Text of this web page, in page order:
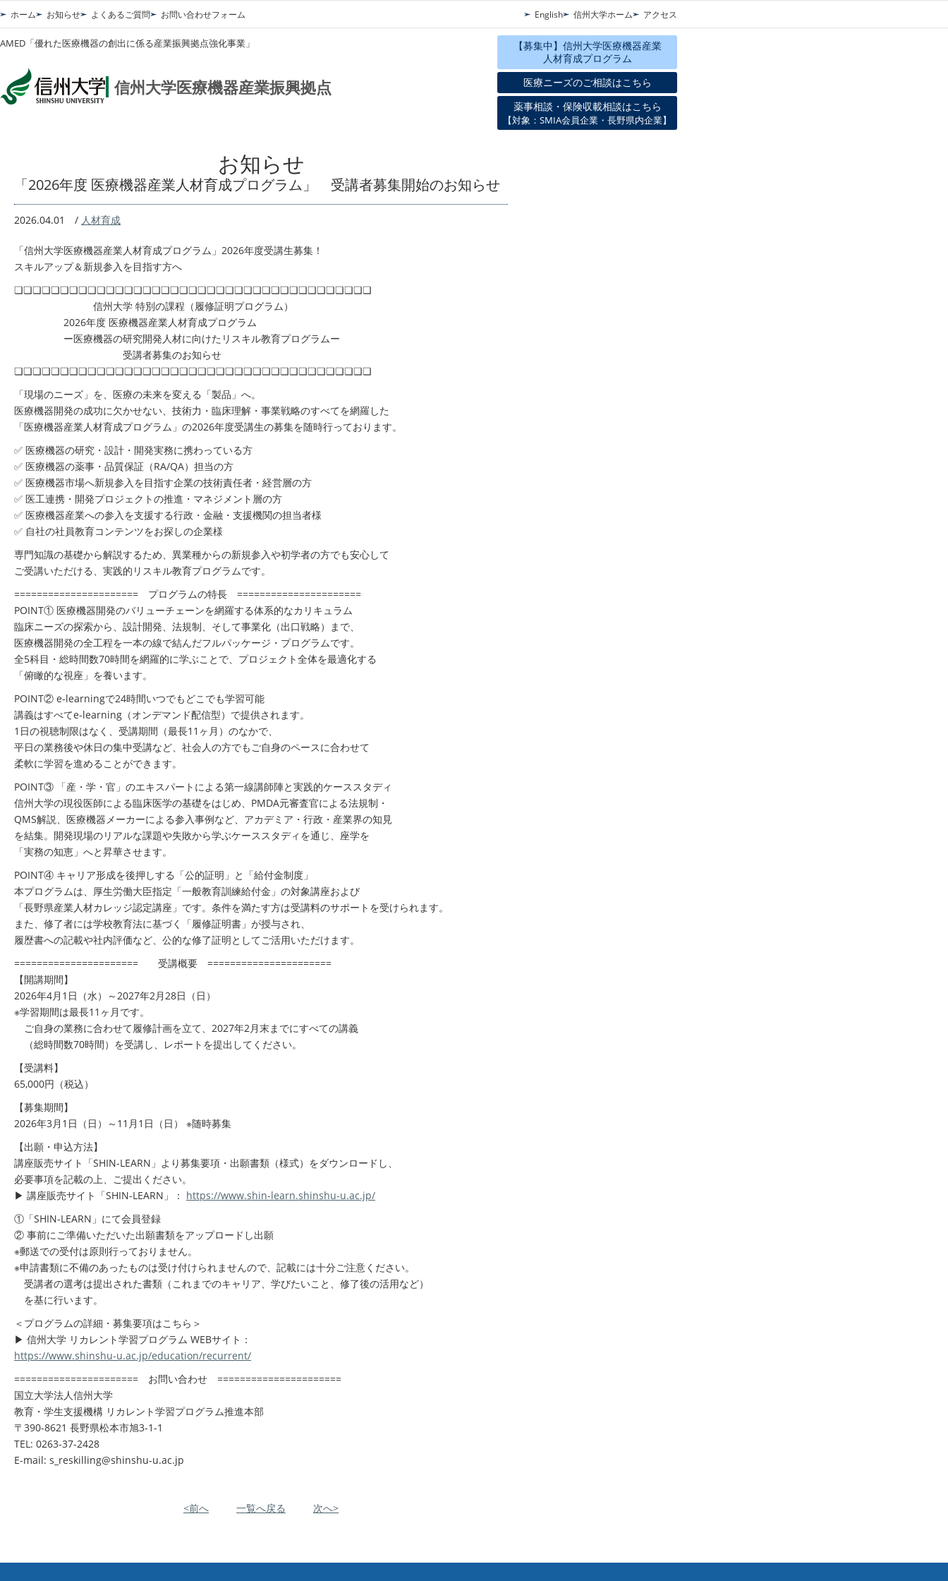
ホーム お知らせ よくあるご質問 お問い合わせフォーム English 信州大学ホーム アクセス
AMED「優れた医療機器の創出に係る産業振興拠点強化事業」
信州大学医療機器産業振興拠点
【募集中】信州大学医療機器産業
人材育成プログラム
医療ニーズのご相談はこちら
薬事相談・保険収載相談はこちら
【対象：SMIA会員企業・長野県内企業】
お知らせ
「2026年度 医療機器産業人材育成プログラム」 受講者募集開始のお知らせ
2026.04.01 / 人材育成
「信州大学医療機器産業人材育成プログラム」2026年度受講生募集！
スキルアップ＆新規参入を目指す方へ
❏❏❏❏❏❏❏❏❏❏❏❏❏❏❏❏❏❏❏❏❏❏❏❏❏❏❏❏❏❏❏❏❏❏❏❏❏❏❏
信州大学 特別の課程（履修証明プログラム）
2026年度 医療機器産業人材育成プログラム
ー医療機器の研究開発人材に向けたリスキル教育プログラムー
受講者募集のお知らせ
❏❏❏❏❏❏❏❏❏❏❏❏❏❏❏❏❏❏❏❏❏❏❏❏❏❏❏❏❏❏❏❏❏❏❏❏❏❏❏
「現場のニーズ」を、医療の未来を変える「製品」へ。
医療機器開発の成功に欠かせない、技術力・臨床理解・事業戦略のすべてを網羅した
「医療機器産業人材育成プログラム」の2026年度受講生の募集を随時行っております。
✅ 医療機器の研究・設計・開発実務に携わっている方
✅ 医療機器の薬事・品質保証（RA/QA）担当の方
✅ 医療機器市場へ新規参入を目指す企業の技術責任者・経営層の方
✅ 医工連携・開発プロジェクトの推進・マネジメント層の方
✅ 医療機器産業への参入を支援する行政・金融・支援機関の担当者様
✅ 自社の社員教育コンテンツをお探しの企業様
専門知識の基礎から解説するため、異業種からの新規参入や初学者の方でも安心して
ご受講いただける、実践的リスキル教育プログラムです。
====================== プログラムの特長 ======================
POINT① 医療機器開発のバリューチェーンを網羅する体系的なカリキュラム
臨床ニーズの探索から、設計開発、法規制、そして事業化（出口戦略）まで、
医療機器開発の全工程を一本の線で結んだフルパッケージ・プログラムです。
全5科目・総時間数70時間を網羅的に学ぶことで、プロジェクト全体を最適化する
「俯瞰的な視座」を養います。
POINT② e-learningで24時間いつでもどこでも学習可能
講義はすべてe-learning（オンデマンド配信型）で提供されます。
1日の視聴制限はなく、受講期間（最長11ヶ月）のなかで、
平日の業務後や休日の集中受講など、社会人の方でもご自身のペースに合わせて
柔軟に学習を進めることができます。
POINT③ 「産・学・官」のエキスパートによる第一線講師陣と実践的ケーススタディ
信州大学の現役医師による臨床医学の基礎をはじめ、PMDA元審査官による法規制・
QMS解説、医療機器メーカーによる参入事例など、アカデミア・行政・産業界の知見
を結集。開発現場のリアルな課題や失敗から学ぶケーススタディを通じ、座学を
「実務の知恵」へと昇華させます。
POINT④ キャリア形成を後押しする「公的証明」と「給付金制度」
本プログラムは、厚生労働大臣指定「一般教育訓練給付金」の対象講座および
「長野県産業人材カレッジ認定講座」です。条件を満たす方は受講料のサポートを受けられます。
また、修了者には学校教育法に基づく「履修証明書」が授与され、
履歴書への記載や社内評価など、公的な修了証明としてご活用いただけます。
====================== 受講概要 ======================
【開講期間】
2026年4月1日（水）～2027年2月28日（日）
※学習期間は最長11ヶ月です。
ご自身の業務に合わせて履修計画を立て、2027年2月末までにすべての講義
（総時間数70時間）を受講し、レポートを提出してください。
【受講料】
65,000円（税込）
【募集期間】
2026年3月1日（日）～11月1日（日） ※随時募集
【出願・申込方法】
講座販売サイト「SHIN-LEARN」より募集要項・出願書類（様式）をダウンロードし、
必要事項を記載の上、ご提出ください。
▶ 講座販売サイト「SHIN-LEARN」： https://www.shin-learn.shinshu-u.ac.jp/
①「SHIN-LEARN」にて会員登録
② 事前にご準備いただいた出願書類をアップロードし出願
※郵送での受付は原則行っておりません。
※申請書類に不備のあったものは受け付けられませんので、記載には十分ご注意ください。
受講者の選考は提出された書類（これまでのキャリア、学びたいこと、修了後の活用など）
を基に行います。
＜プログラムの詳細・募集要項はこちら＞
▶ 信州大学 リカレント学習プログラム WEBサイト：
https://www.shinshu-u.ac.jp/education/recurrent/
====================== お問い合わせ ======================
国立大学法人信州大学
教育・学生支援機構 リカレント学習プログラム推進本部
〒390-8621 長野県松本市旭3-1-1
TEL: 0263-37-2428
E-mail: s_reskilling@shinshu-u.ac.jp
<前へ 一覧へ戻る 次へ>